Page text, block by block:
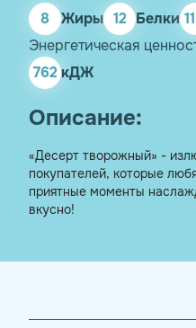
8
Жиры 12 Белки
Энергетическая
762 кДЖ
Описание:
«Десерт творожный» -
покупателей, которые
приятные моменты
вкусно!